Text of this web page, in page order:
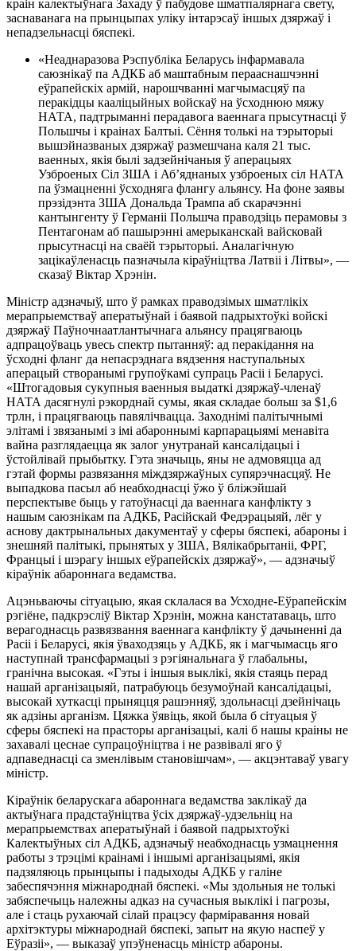
краін калектыўнага Захаду ў пабудове шматпалярнага свету,
заснаванага на прынцыпах уліку інтарэсаў іншых дзяржаў і
непадзельнасці бяспекі.
«Неаднаразова Рэспубліка Беларусь інфармавала
саюзнікаў па АДКБ аб маштабным перааснашчэнні
еўрапейскіх армій, нарошчванні магчымасцяў па
перакідцы кааліцыйных войскаў на ўсходнюю мяжу
НАТА, падтрыманні перадавога ваеннага прысутнасці ў
Польшчы і краінах Балтыі. Сёння толькі на тэрыторыі
вышэйназваных дзяржаў размешчана каля 21 тыс.
ваенных, якія былі задзейнічаныя ў аперацыях
Узброеных Сіл ЗША і Аб’яднаных узброеных сіл НАТА
па ўзмацненні ўсходняга флангу альянсу. На фоне заявы
прэзідэнта ЗША Дональда Трампа аб скарачэнні
кантынгенту ў Германіі Польшча праводзіць перамовы з
Пентагонам аб пашырэнні амерыканскай вайсковай
прысутнасці на сваёй тэрыторыі. Аналагічную
зацікаўленасць пазначыла кіраўніцтва Латвіі і Літвы», —
сказаў Віктар Хрэнін.
Міністр адзначыў, што ў рамках праводзімых шматлікіх
мерапрыемстваў аператыўнай і баявой падрыхтоўкі войскі
дзяржаў Паўночнаатлантычнага альянсу працягваюць
адпрацоўваць увесь спектр пытанняў: ад перакідання на
ўсходні фланг да непасрэднага вядзення наступальных
аперацый створанымі групоўкамі супраць Расіі і Беларусі.
«Штогадовыя сукупныя ваенныя выдаткі дзяржаў-членаў
НАТА дасягнулі рэкорднай сумы, якая складае больш за $1,6
трлн, і працягваюць павялічвацца. Заходнімі палітычнымі
элітамі і звязанымі з імі абароннымі карпарацыямі менавіта
вайна разглядаецца як залог унутранай кансалідацыі і
ўстойлівай прыбытку. Гэта значыць, яны не адмовяцца ад
гэтай формы развязання міждзяржаўных супярэчнасцяў. Не
выпадкова пасыл аб неабходнасці ўжо ў бліжэйшай
перспектыве быць у гатоўнасці да ваеннага канфлікту з
нашым саюзнікам па АДКБ, Расійскай Федэрацыяй, лёг у
аснову дактрынальных дакументаў у сферы бяспекі, абароны і
знешняй палітыкі, прынятых у ЗША, Вялікабрытаніі, ФРГ,
Францыі і шэрагу іншых еўрапейскіх дзяржаў», — адзначыў
кіраўнік абароннага ведамства.
Ацэньваючы сітуацыю, якая склалася ва Усходне-Еўрапейскім
рэгіёне, падкрэсліў Віктар Хрэнін, можна канстатаваць, што
верагоднасць развязвання ваеннага канфлікту ў дачыненні да
Расіі і Беларусі, якія ўваходзяць у АДКБ, як і магчымасць яго
наступнай трансфармацыі з рэгіянальнага ў глабальны,
гранічна высокая. «Гэты і іншыя выклікі, якія стаяць перад
нашай арганізацыяй, патрабуюць безумоўнай кансалідацыі,
высокай хуткасці прыняцця рашэнняў, здольнасці дзейнічаць
як адзіны арганізм. Цяжка ўявіць, якой была б сітуацыя ў
сферы бяспекі на прасторы арганізацыі, калі б нашы краіны не
захавалі цеснае супрацоўніцтва і не развівалі яго ў
адпаведнасці са зменлівым становішчам», — акцэнтаваў увагу
міністр.
Кіраўнік беларускага абароннага ведамства заклікаў да
актыўнага прадстаўніцтва ўсіх дзяржаў-удзельніц на
мерапрыемствах аператыўнай і баявой падрыхтоўкі
Калектыўных сіл АДКБ, адзначыў неабходнасць узмацнення
работы з трэцімі краінамі і іншымі арганізацыямі, якія
падзяляюць прынцыпы і падыходы АДКБ у галіне
забеспячэння міжнароднай бяспекі. «Мы здольныя не толькі
забяспечыць належны адказ на сучасныя выклікі і пагрозы,
але і стаць рухаючай сілай працэсу фарміравання новай
архітэктуры міжнароднай бяспекі, запыт на якую наспеў у
Еўразіі», — выказаў упэўненасць міністр абароны.